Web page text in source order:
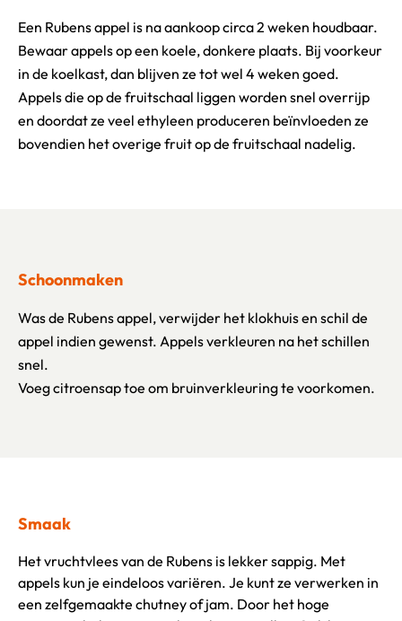
Een Rubens appel is na aankoop circa 2 weken houdbaar.
Bewaar appels op een koele, donkere plaats. Bij voorkeur
in de koelkast, dan blijven ze tot wel 4 weken goed.
Appels die op de fruitschaal liggen worden snel overrijp
en doordat ze veel ethyleen produceren beïnvloeden ze
bovendien het overige fruit op de fruitschaal nadelig.
Schoonmaken
Was de Rubens appel, verwijder het klokhuis en schil de
appel indien gewenst. Appels verkleuren na het schillen
snel.
Voeg citroensap toe om bruinverkleuring te voorkomen.
Smaak
Het vruchtvlees van de Rubens is lekker sappig. Met
appels kun je eindeloos variëren. Je kunt ze verwerken in
een zelfgemaakte chutney of jam. Door het hoge